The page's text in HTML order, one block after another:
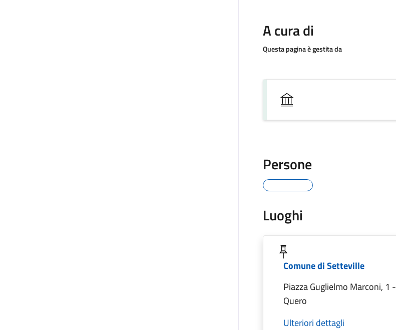
A cura di
Questa pagina è gestita da
Persone
Luoghi
Comune di Setteville
Piazza Guglielmo Marconi, 1 -
Quero
Ulteriori dettagli